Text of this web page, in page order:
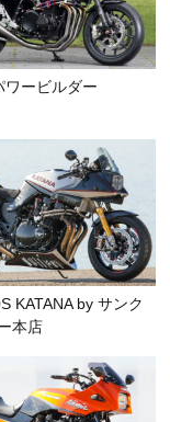
ワービルダー
KATANA by サンク
本店